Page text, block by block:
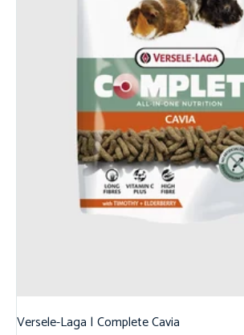
Versele-Laga | Complete Cavia